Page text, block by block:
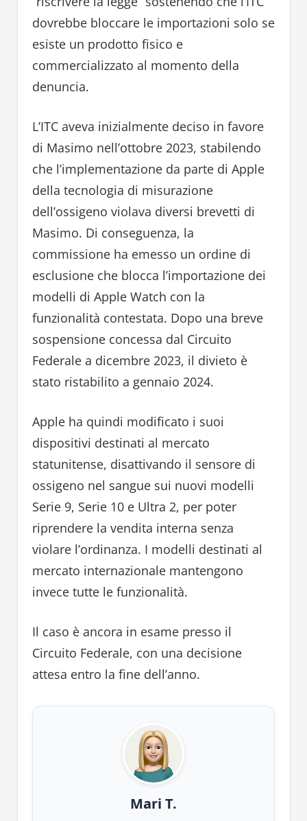
dovrebbe bloccare le importazioni solo se
esiste un prodotto fisico e
commercializzato al momento della
denuncia.
L’ITC aveva inizialmente deciso in favore
di Masimo nell’ottobre 2023, stabilendo
che l’implementazione da parte di Apple
della tecnologia di misurazione
dell’ossigeno violava diversi brevetti di
Masimo. Di conseguenza, la
commissione ha emesso un ordine di
esclusione che blocca l’importazione dei
modelli di Apple Watch con la
funzionalità contestata. Dopo una breve
sospensione concessa dal Circuito
Federale a dicembre 2023, il divieto è
stato ristabilito a gennaio 2024.
Apple ha quindi modificato i suoi
dispositivi destinati al mercato
statunitense, disattivando il sensore di
ossigeno nel sangue sui nuovi modelli
Serie 9, Serie 10 e Ultra 2, per poter
riprendere la vendita interna senza
violare l’ordinanza. I modelli destinati al
mercato internazionale mantengono
invece tutte le funzionalità.
Il caso è ancora in esame presso il
Circuito Federale, con una decisione
attesa entro la fine dell’anno.
Mari T.